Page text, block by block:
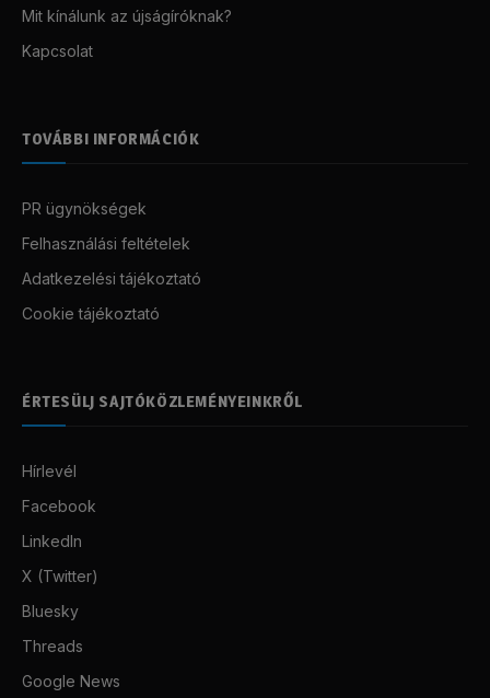
Mit kínálunk az újságíróknak?
Kapcsolat
TOVÁBBI INFORMÁCIÓK
PR ügynökségek
Felhasználási feltételek
Adatkezelési tájékoztató
Cookie tájékoztató
ÉRTESÜLJ SAJTÓKÖZLEMÉNYEINKRŐL
Hírlevél
Facebook
LinkedIn
X (Twitter)
Bluesky
Threads
Google News